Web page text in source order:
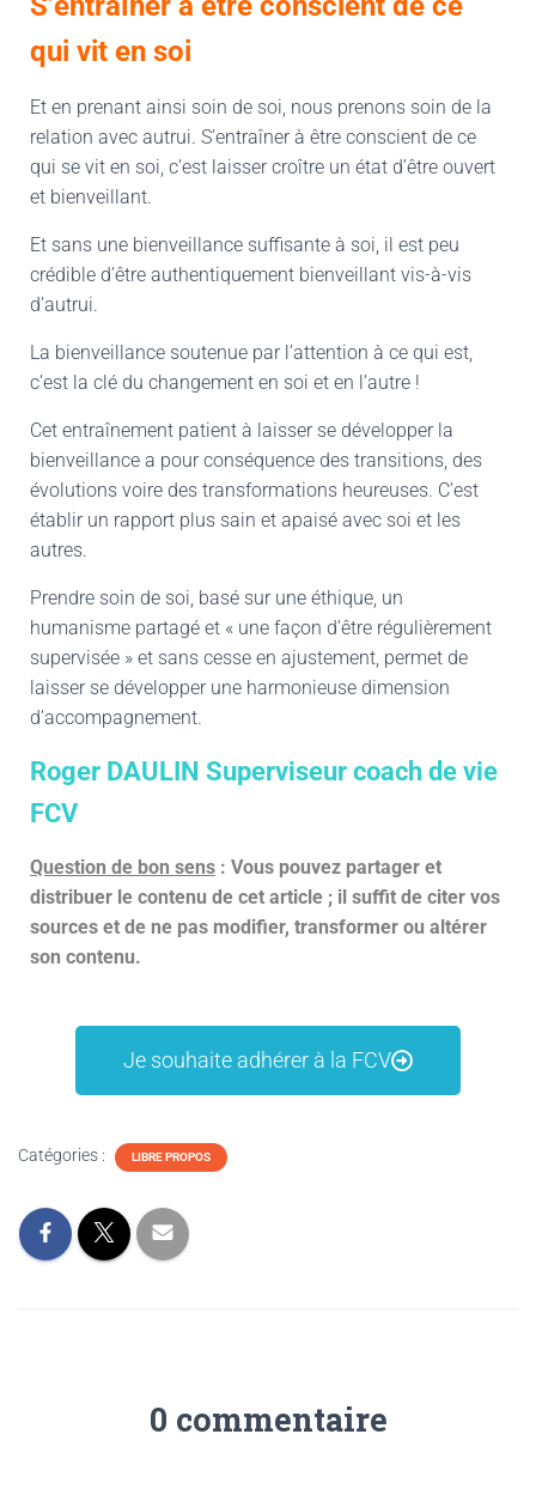
qui vit en soi
Et en prenant ainsi soin de soi, nous prenons soin de la
relation avec autrui. S’entraîner à être conscient de ce
qui se vit en soi, c’est laisser croître un état d’être ouvert
et bienveillant.
Et sans une bienveillance suffisante à soi, il est peu
crédible d’être authentiquement bienveillant vis-à-vis
d’autrui.
La bienveillance soutenue par l’attention à ce qui est,
c’est la clé du changement en soi et en l’autre !
Cet entraînement patient à laisser se développer la
bienveillance a pour conséquence des transitions, des
évolutions voire des transformations heureuses. C’est
établir un rapport plus sain et apaisé avec soi et les
autres.
Prendre soin de soi, basé sur une éthique, un
humanisme partagé et « une façon d’être régulièrement
supervisée » et sans cesse en ajustement, permet de
laisser se développer une harmonieuse dimension
d’accompagnement.
Roger DAULIN Superviseur coach de vie
FCV
Question de bon sens : Vous pouvez partager et
distribuer le contenu de cet article ; il suffit de citer vos
sources et de ne pas modifier, transformer ou altérer
son contenu.
Je souhaite adhérer à la FCV
Catégories : LIBRE PROPOS
0 commentaire